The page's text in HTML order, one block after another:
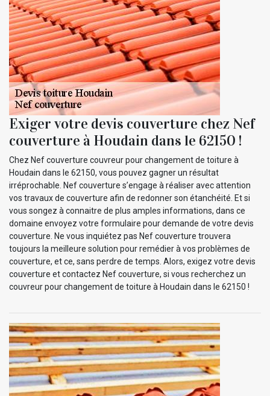
Exiger votre devis couverture chez Nef
couverture à Houdain dans le 62150 !
Chez Nef couverture couvreur pour changement de toiture à
Houdain dans le 62150, vous pouvez gagner un résultat
irréprochable. Nef couverture s’engage à réaliser avec attention
vos travaux de couverture afin de redonner son étanchéité. Et si
vous songez à connaitre de plus amples informations, dans ce
domaine envoyez votre formulaire pour demande de votre devis
couverture. Ne vous inquiétez pas Nef couverture trouvera
toujours la meilleure solution pour remédier à vos problèmes de
couverture, et ce, sans perdre de temps. Alors, exigez votre devis
couverture et contactez Nef couverture, si vous recherchez un
couvreur pour changement de toiture à Houdain dans le 62150 !